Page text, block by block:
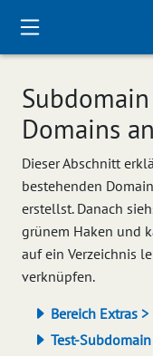
Domains
Dieser Abschnitt
bestehenden
erstellst. Danach
grünem Haken und
auf ein Verzeichnis
verknüpfen.
Bereich Extras
Test-